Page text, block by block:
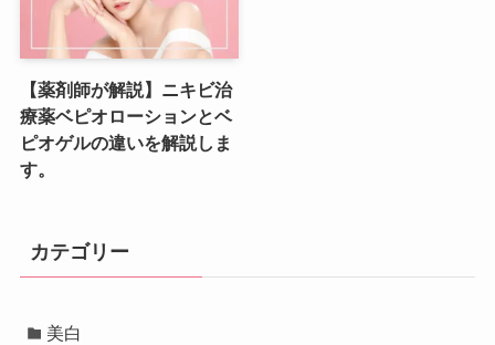
【薬剤師が解説】ニキビ治
療薬ベピオローションとベ
ピオゲルの違いを解説しま
す。
カテゴリー
美白